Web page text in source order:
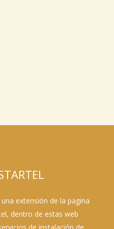
extensión de la pagina
dentro de estas web